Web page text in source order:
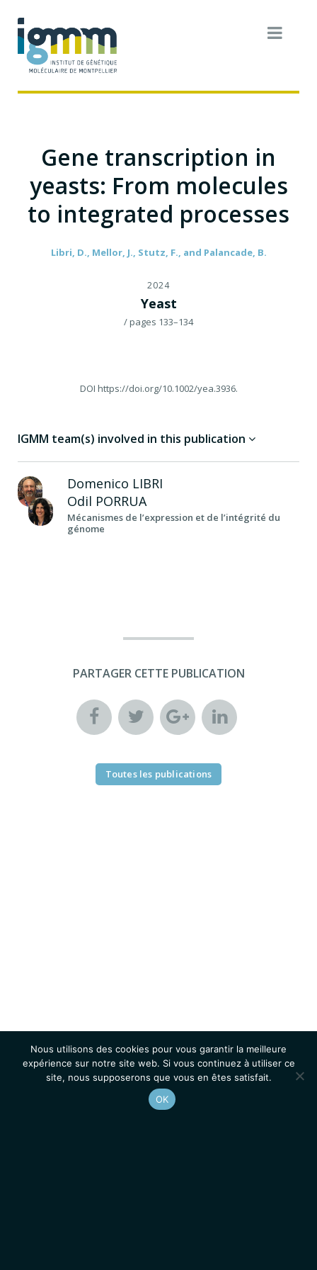
Gene transcription in
yeasts: From molecules
to integrated processes
Libri, D., Mellor, J., Stutz, F., and Palancade, B.
2024
Yeast
/ pages 133–134
DOI https://doi.org/10.1002/yea.3936.
IGMM team(s) involved in this publication
Domenico LIBRI
Odil PORRUA
Mécanismes de l’expression et de l’intégrité du
génome
PARTAGER CETTE PUBLICATION
Toutes les publications
Nous utilisons des cookies pour vous garantir la meilleure
expérience sur notre site web. Si vous continuez à utiliser ce
site, nous supposerons que vous en êtes satisfait.
OK